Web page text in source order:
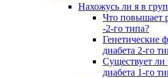
Нахожусь ли я в
Что повышает
-2-го типа?
Генетические
диабета 2-го
Существует ли
диабета 1-го